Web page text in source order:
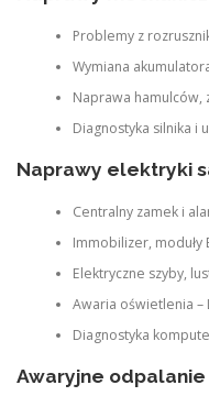
Problemy z
Wymiana
Naprawa hamulców,
Diagnostyka silnika i
Naprawy elektryki
Centralny zamek i
Immobilizer,
Elektryczne szyby,
Awaria oświetlenia –
Diagnostyka
Awaryjne